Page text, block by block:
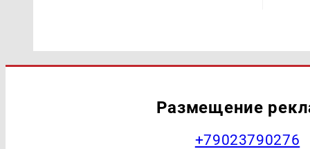
Размещение
+79023790276